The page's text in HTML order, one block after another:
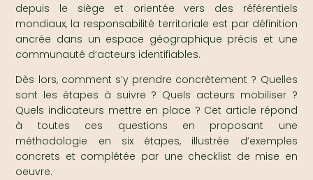
depuis le siège et orientée vers des référentiels
mondiaux, la responsabilité territoriale est par définition
ancrée dans un espace géographique précis et une
communauté d’acteurs identifiables.
Dès lors, comment s’y prendre concrètement ? Quelles
sont les étapes à suivre ? Quels acteurs mobiliser ?
Quels indicateurs mettre en place ? Cet article répond
à toutes ces questions en proposant une
méthodologie en six étapes, illustrée d’exemples
concrets et complétée par une checklist de mise en
oeuvre.